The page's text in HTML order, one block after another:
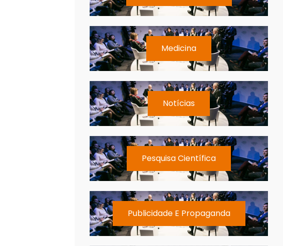
Medicina
Notícias
Pesquisa Científica
Publicidade E Propaganda